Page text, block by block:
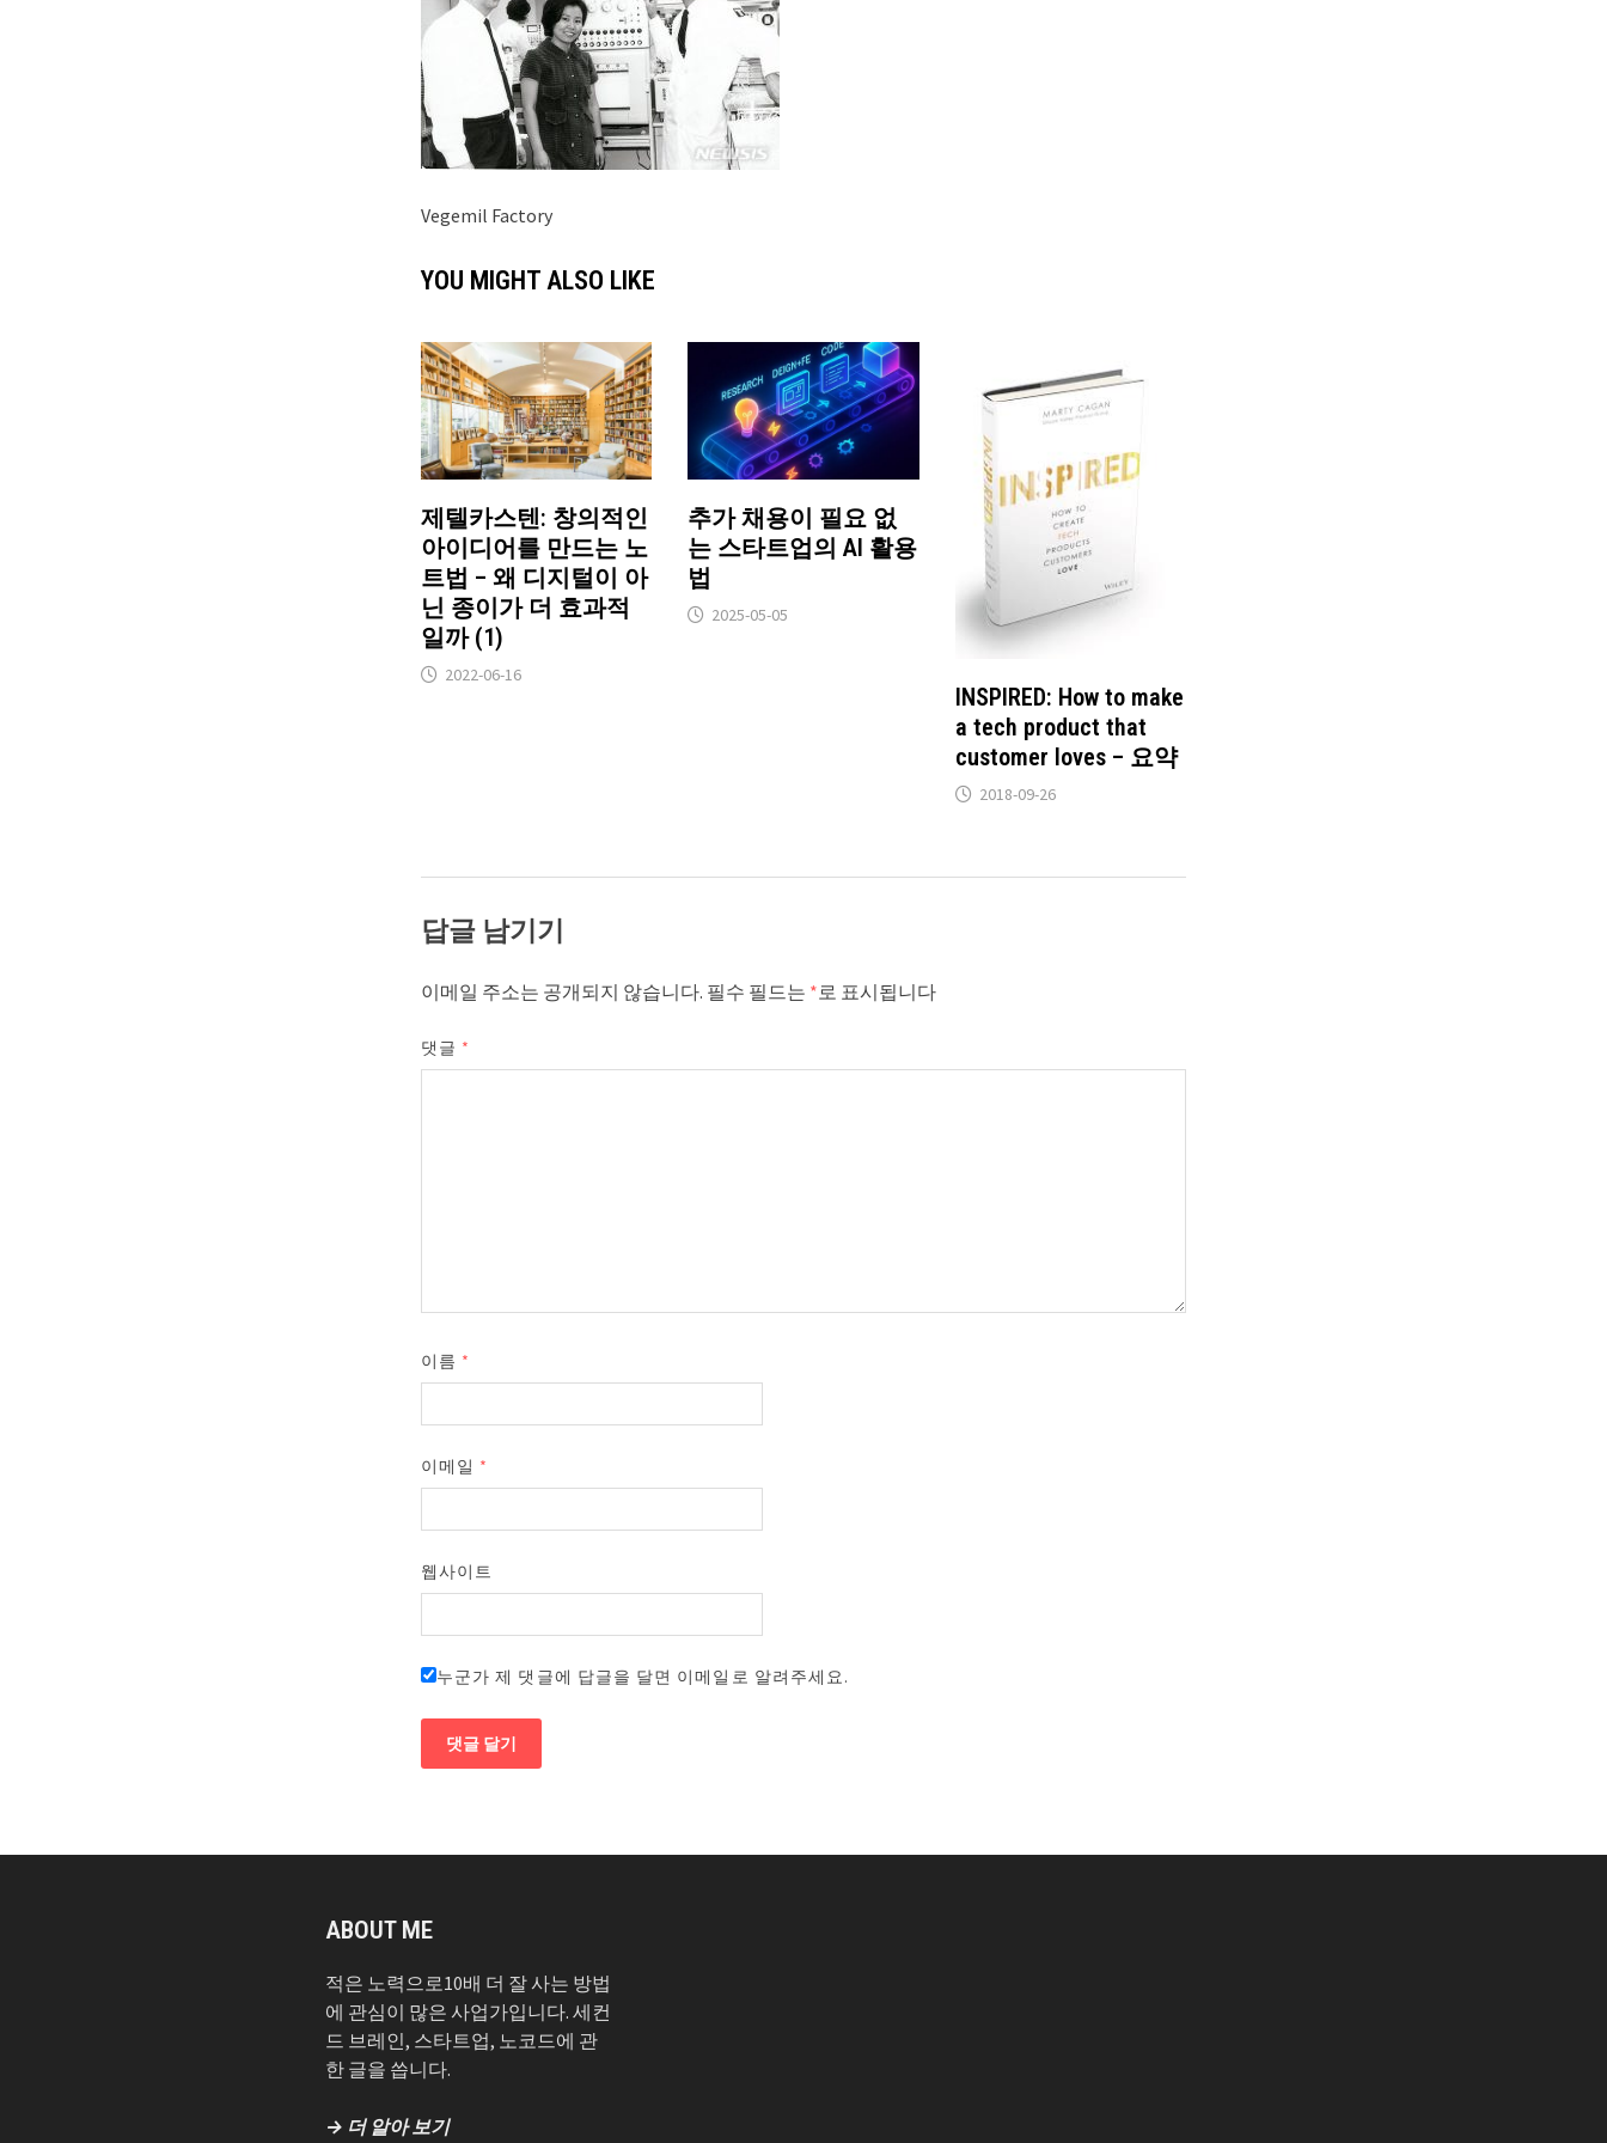
Vegemil Factory
YOU MIGHT ALSO LIKE
제텔카스텐: 창의적인
아이디어를 만드는 노
트법 – 왜 디지털이 아
닌 종이가 더 효과적
일까 (1)
2022-06-16
추가 채용이 필요 없
는 스타트업의 AI 활용
법
2025-05-05
INSPIRED: How to make
a tech product that
customer loves – 요약
2018-09-26
답글 남기기
이메일 주소는 공개되지 않습니다. 필수 필드는 *로 표시됩니다
댓글 *
이름 *
이메일 *
웹사이트
누군가 제 댓글에 답글을 달면 이메일로 알려주세요.
ABOUT ME
적은 노력으로10배 더 잘 사는 방법
에 관심이 많은 사업가입니다. 세컨
드 브레인, 스타트업, 노코드에 관
한 글을 씁니다.
→ 더 알아 보기